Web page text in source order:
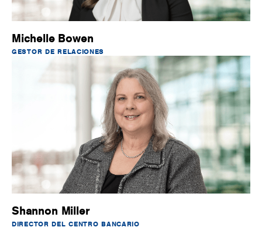
Michelle Bowen
GESTOR DE RELACIONES
Shannon Miller
DIRECTOR DEL CENTRO BANCARIO